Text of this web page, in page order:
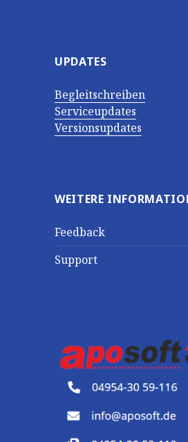
UPDATES
Begleitschreiben
Serviceupdates
Versionsupdates
WEITERE
Feedback
Support